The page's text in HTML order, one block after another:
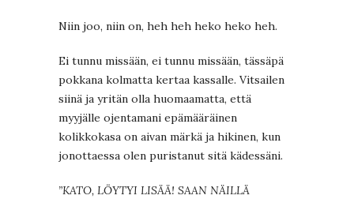
Niin joo, niin on, heh heh heko heko heh.
Ei tunnu missään, ei tunnu missään, tässäpä
pokkana kolmatta kertaa kassalle. Vitsailen
siinä ja yritän olla huomaamatta, että
myyjälle ojentamani epämääräinen
kolikkokasa on aivan märkä ja hikinen, kun
jonottaessa olen puristanut sitä kädessäni.
”KATO, LÖYTYI LISÄÄ! SAAN NÄILLÄ